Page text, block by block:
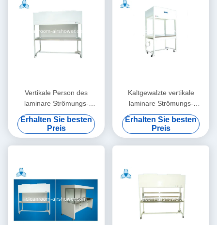
Vertikale Person des
laminare Strömungs-
Kabinett-1-2 für
wissenschaftliches
Forschungslabor
Erhalten Sie besten
Preis
Kaltgewalzte vertikale
laminare Strömungs-
Hauben-StahlLuftströmung
für pharmazeutisches
Erhalten Sie besten
Preis